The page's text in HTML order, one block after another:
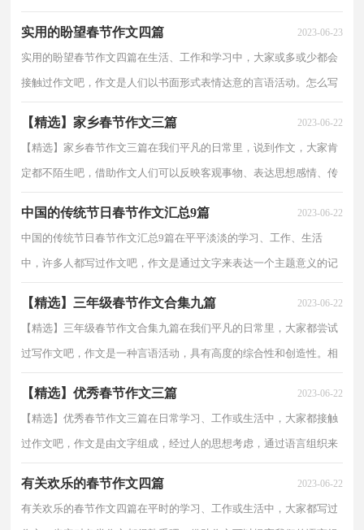
实用的盼望春节作文四篇 2023-06-23
实用的盼望春节作文四篇在生活、工作和学习中，大家或多或少都会
接触过作文吧，作文是人们以书面形式表情达意的言语活动。怎么写
【精选】家乡春节作文三篇 2023-06-22
【精选】家乡春节作文三篇在我们平凡的日常里，说到作文，大家肯
定都不陌生吧，借助作文人们可以反映客观事物、表达思想感情、传
中国的传统节日春节作文汇总9篇 2023-06-22
中国的传统节日春节作文汇总9篇在平平淡淡的学习、工作、生活
中，许多人都写过作文吧，作文是通过文字来表达一个主题意义的记
【精选】三年级春节作文合集九篇 2023-06-22
【精选】三年级春节作文合集九篇在我们平凡的日常里，大家都尝试
过写作文吧，作文是一种言语活动，具有高度的综合性和创造性。相
【精选】优秀春节作文三篇 2023-06-22
【精选】优秀春节作文三篇在日常学习、工作或生活中，大家都接触
过作文吧，作文是由文字组成，经过人的思想考虑，通过语言组织来
有关欢乐的春节作文四篇 2023-06-22
有关欢乐的春节作文四篇在平时的学习、工作或生活中，大家都写过